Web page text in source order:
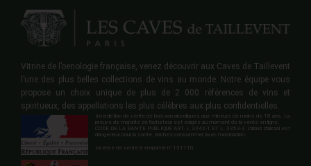
Vitrine de l’oenologie française, venez découvrir aux Caves de Taillevent
l’une des plus belles collections de vins au monde. Notre équipe vous
propose un choix unique de plus de 2 000 références de vins et
spiritueux, des appellations les plus célèbres aux plus confidentielles.
Interdiction de vente de boisson alcooliques aux mineurs de moins de 18 ans. La
preuve de majorité de l'acheteur est exigée au moment de la vente en ligne.
CODE DE LA SANTE PUBLIQUE ART. L 3342-1 ET L. 3353-3 L'abus d'alcool est
dangereux pour la santé. Sachez consommer avec modération.
Licence de vente à emporter n°131110.